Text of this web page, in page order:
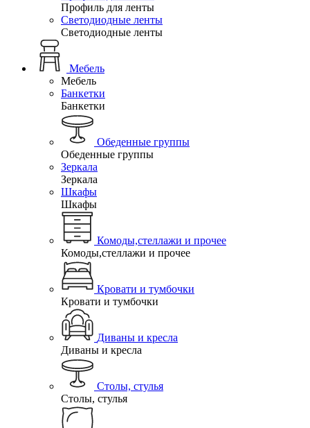
Профиль для ленты
Светодиодные ленты
Светодиодные ленты
Мебель
Мебель
Банкетки
Банкетки
Обеденные группы
Обеденные группы
Зеркала
Зеркала
Шкафы
Шкафы
Комоды,стеллажи и прочее
Комоды,стеллажи и прочее
Кровати и тумбочки
Кровати и тумбочки
Диваны и кресла
Диваны и кресла
Столы, стулья
Столы, стулья